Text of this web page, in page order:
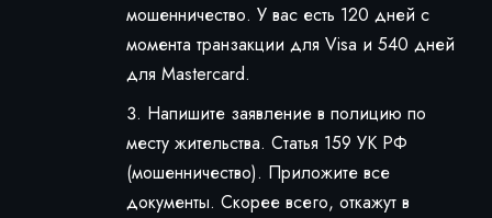
мошенничество. У вас есть 120 дней с
момента транзакции для Visa и 540 дней
для Mastercard.
Напишите заявление в полицию по
месту жительства. Статья 159 УК РФ
(мошенничество). Приложите все
документы. Скорее всего, откажут в